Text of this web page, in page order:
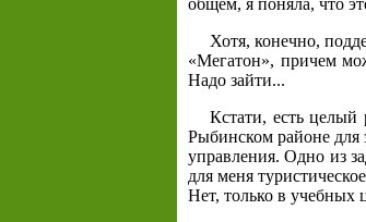
общем, я поняла, что
Хотя, конечно,
«Мегатон», причем
Надо зайти...
Кстати, есть
Рыбинском районе для
управления. Одно из
для меня
Нет, только в учебных